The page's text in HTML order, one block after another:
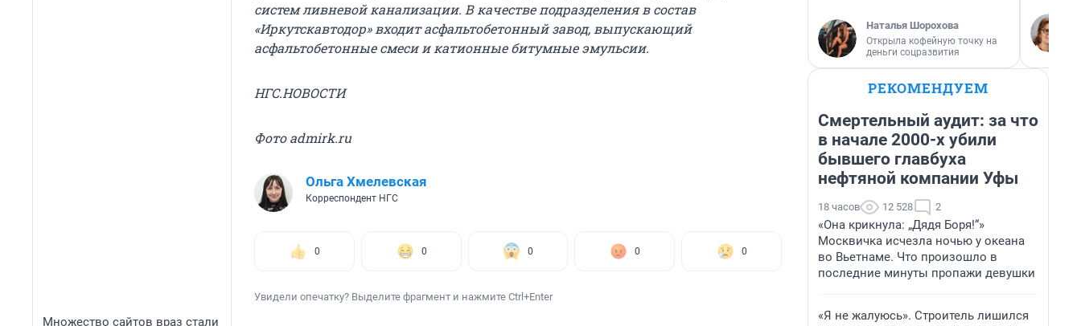
Множество сайтов враз стали
систем ливневой канализации. В качестве подразделения в состав
«Иркутскавтодор» входит асфальтобетонный завод, выпускающий
асфальтобетонные смеси и катионные битумные эмульсии.
НГС.НОВОСТИ
Фото admirk.ru
Ольга Хмелевская
Корреспондент НГС
0 0 0 0 0
Увидели опечатку? Выделите фрагмент и нажмите Ctrl+Enter
Наталья Шорохова
Открыла кофейную точку на
деньги соцразвития
РЕКОМЕНДУЕМ
Смертельный аудит: за что
в начале 2000-х убили
бывшего главбуха
нефтяной компании Уфы
18 часов 12 528 2
«Она крикнула: „Дядя Боря!“»
Москвичка исчезла ночью у океана
во Вьетнаме. Что произошло в
последние минуты пропажи девушки
«Я не жалуюсь». Строитель лишился